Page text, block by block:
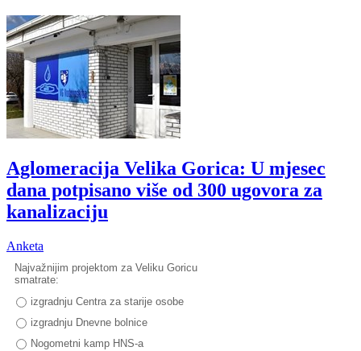
Aglomeracija Velika Gorica: U mjesec
dana potpisano više od 300 ugovora za
kanalizaciju
Anketa
Najvažnijim projektom za Veliku Goricu
smatrate:
izgradnju Centra za starije osobe
izgradnju Dnevne bolnice
Nogometni kamp HNS-a